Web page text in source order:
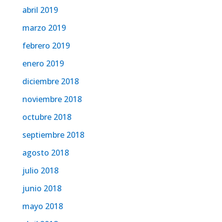
abril 2019
marzo 2019
febrero 2019
enero 2019
diciembre 2018
noviembre 2018
octubre 2018
septiembre 2018
agosto 2018
julio 2018
junio 2018
mayo 2018